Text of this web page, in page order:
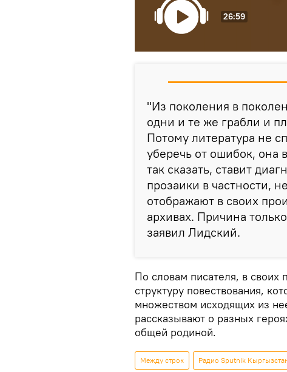
26:59
"Из поколения в
одни и те же грабли и
Потому литература не
уберечь от ошибок, она
так сказать, ставит
прозаики в частности,
отображают в своих
архивах. Причина
заявил Лидский.
По словам писателя, в своих
структуру повествования,
множеством исходящих из
рассказывают о разных
общей родиной.
Между строк Радио Sputnik